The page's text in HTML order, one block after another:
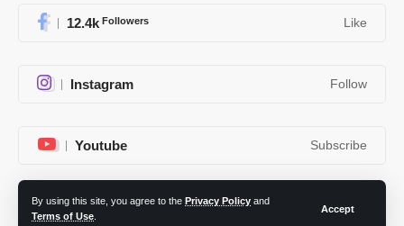
By using this site, you agree to the Privacy Policy and
Terms of Use
Accept
12.4k Followers Like
Instagram Follow
Youtube Subscribe
Telegram Follow